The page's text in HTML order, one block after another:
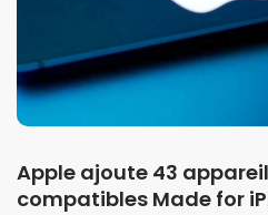
Apple ajoute 43
compatibles Made for